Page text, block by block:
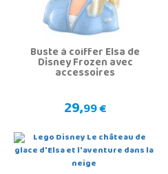
Buste à coiffer Elsa de
Disney Frozen avec
accessoires
29,99 €